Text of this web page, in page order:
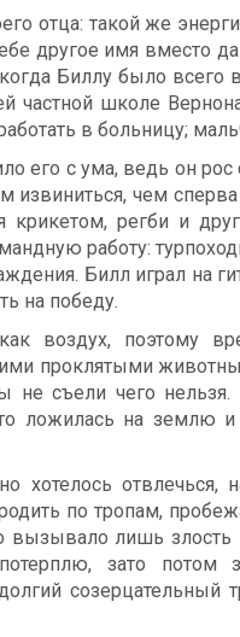
отца: такой же
другое имя вместо
Биллу было всего
частной школе
в больницу;
его с ума, ведь он
чем
крикетом, регби и
работу:
Билл играл на
на победу.
воздух, поэтому
проклятыми
не съели чего
ложилась на землю
хотелось отвлечься,
по тропам,
вызывало лишь
зато потом
созерцательный